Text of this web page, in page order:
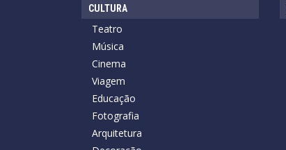
CULTURA
Teatro
Música
Cinema
Viagem
Educação
Fotografia
Arquitetura